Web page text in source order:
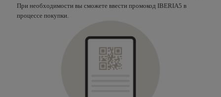
При необходимости вы сможете ввести промокод IBERIA5 в
процессе покупки.